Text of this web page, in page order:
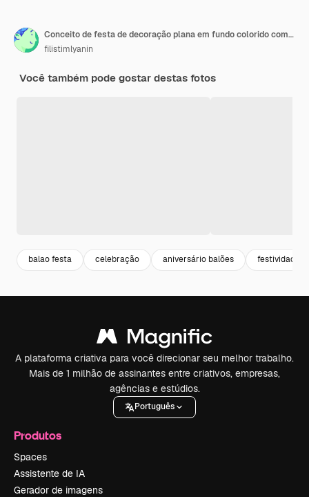
Conceito de festa de decoração plana em fundo colorido com visão superior do espaço de cópia
filistimlyanin
Você também pode gostar destas fotos
balao festa celebração aniversário balões festividade
A plataforma criativa para você direcionar seu melhor trabalho.
Mais de 1 milhão de assinantes entre criativos, empresas,
agências e estúdios.
Português
Produtos
Spaces
Assistente de IA
Gerador de imagens